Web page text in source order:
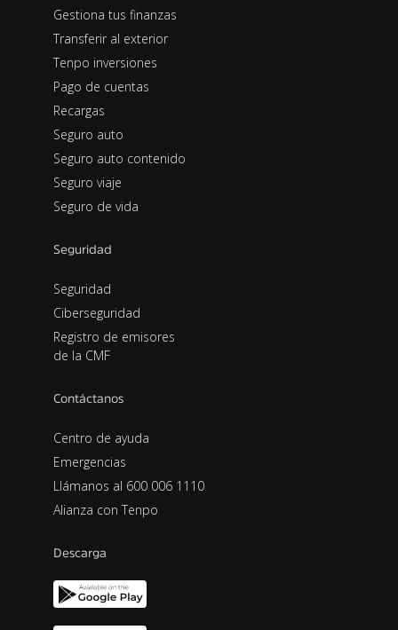
Gestiona tus finanzas
Transferir al exterior
Tenpo inversiones
Pago de cuentas
Recargas
Seguro auto
Seguro auto contenido
Seguro viaje
Seguro de vida
Seguridad
Seguridad
Ciberseguridad
Registro de emisores
de la CMF
Contáctanos
Centro de ayuda
Emergencias
Llámanos al 600 006 1110
Alianza con Tenpo
Descarga